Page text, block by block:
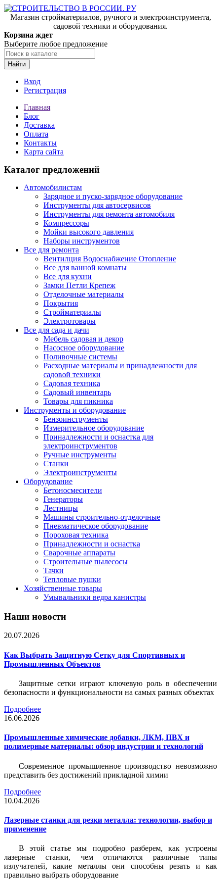
Магазин стройматериалов, ручного и электроинструмента,
садовой техники и оборудования.
Корзина ждет
Выберите любое предложение
Найти
Вход
Регистрация
Главная
Блог
Доставка
Оплата
Контакты
Карта сайта
Каталог предложений
Автомобилистам
Зарядное и пуско-зарядное оборудование
Инструменты для автосервисов
Инструменты для ремонта автомобиля
Компрессоры
Мойки высокого давления
Наборы инструментов
Все для ремонта
Вентилция Водоснабжение Отопление
Все для ванной комнаты
Все для кухни
Замки Петли Крепеж
Отделочные материалы
Покрытия
Стройматериалы
Электротовары
Все для сада и дачи
Мебель садовая и декор
Насосное оборудование
Поливочные системы
Расходные материалы и принадлежности для
садовой техники
Садовая техника
Садовый инвентарь
Товары для пикника
Инструменты и оборудование
Бензоинструменты
Измерительное оборудование
Принадлежности и оснастка для
электроинструментов
Ручные инструменты
Станки
Электроинструменты
Оборудование
Бетоносмесители
Генераторы
Лестницы
Машины строительно-отделочные
Пневматическое оборудование
Пороховая техника
Принадлежности и оснастка
Сварочные аппараты
Строительные пылесосы
Тачки
Тепловые пушки
Хозяйственные товары
Умывальники ведра канистры
Наши новости
20.07.2026
Как Выбрать Защитную Сетку для Спортивных и
Промышленных Объектов
Защитные сетки играют ключевую роль в обеспечении
безопасности и функциональности на самых разных объектах
Подробнее
16.06.2026
Промышленные химические добавки, ЛКМ, ПВХ и
полимерные материалы: обзор индустрии и технологий
Современное промышленное производство невозможно
представить без достижений прикладной химии
Подробнее
10.04.2026
Лазерные станки для резки металла: технологии, выбор и
применение
В этой статье мы подробно разберем, как устроены
лазерные станки, чем отличаются различные типы
излучателей, какие металлы они способны резать и как
правильно выбрать оборудование